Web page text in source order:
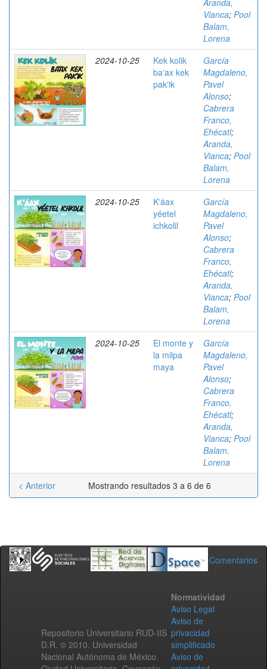
Aranda,
Vianca; Pool
Balam,
Lorena
2024-10-25
Kek kolik
baʼax kek
pakʼik
García
Magdaleno,
Pavel
Alonso;
Cabrera
Franco,
Ehécatl;
Aranda,
Vianca; Pool
Balam,
Lorena
2024-10-25
Kʼáax
yéetel
ichkolil
García
Magdaleno,
Pavel
Alonso;
Cabrera
Franco,
Ehécatl;
Aranda,
Vianca; Pool
Balam,
Lorena
2024-10-25
El monte y
la milpa
maya
García
Magdaleno,
Pavel
Alonso;
Cabrera
Franco,
Ehécatl;
Aranda,
Vianca; Pool
Balam,
Lorena
Mostrando resultados 3 a 6 de 6
< Anterior
Comentarios
Repositorio Universitario RUD-IIS
D.R. © 2010. Universidad
Nacional Autónoma de México.
Normatividad
Aviso Legal
Aviso de
privacidad
simplificado
Aviso de